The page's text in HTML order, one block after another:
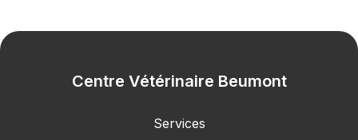
Centre Vétérinaire Beumont
Services